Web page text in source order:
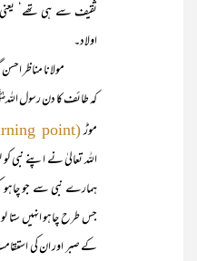
ثقیف سے ہی تھے‘
اولاد۔
مولانا مناظر
کہ طائف کا دن رسول
موڑ(turning point)
اللہ تعالیٰ نے اپنے نبی
ہمارے نبی سے جو چاہو
جس طرح چاہو انہیں ستا
کے صبر اور ان کی